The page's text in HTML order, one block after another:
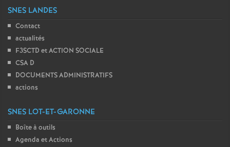
SNES LANDES
Contact
actualités
F3SCTD et ACTION SOCIALE
CSA D
DOCUMENTS ADMINISTRATIFS
actions
SNES LOT-ET-GARONNE
Boîte à outils
Agenda et Actions